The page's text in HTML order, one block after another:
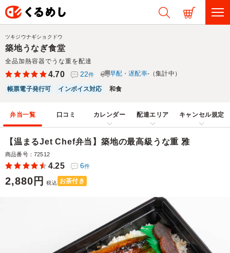
築地うなぎ食堂
全品加熱容器でうな重を配達
ツキジウナギショクドウ
4.70 22件 早配・遅配率-（集計中）
帳票電子発行可 インボイス対応 和食
弁当一覧 口コミ カレンダー 配達エリア キャンセル規定
【温まるJet Chef弁当】築地の最高級うな重 雅
商品番号：72512
4.25 6件
2,880円 税込 お茶付き